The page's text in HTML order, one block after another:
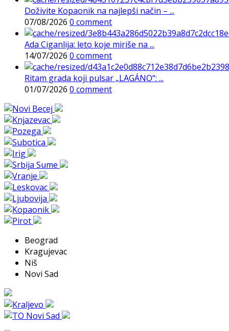
Doživite Kopaonik na najlepši način – ...
07/08/2026 0 comment
Ada Ciganlija: leto koje miriše na ...
14/07/2026 0 comment
Ritam grada koji pulsar „LAGÁNO“: ...
01/07/2026 0 comment
Beograd
Kragujevac
Niš
Novi Sad